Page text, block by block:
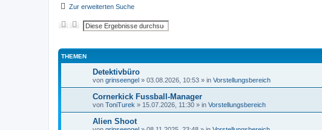
Zur erweiterten Suche
t
e
THEMEN
Detektivbüro
von grinseengel » 03.08.2026, 10:53 » in Vorstellungsbereich
Cornerkick Fussball-Manager
von ToniTurek » 15.07.2026, 11:30 » in Vorstellungsbereich
Alien Shoot